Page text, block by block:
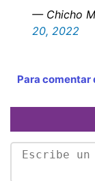
— Chicho
20, 2022
Para